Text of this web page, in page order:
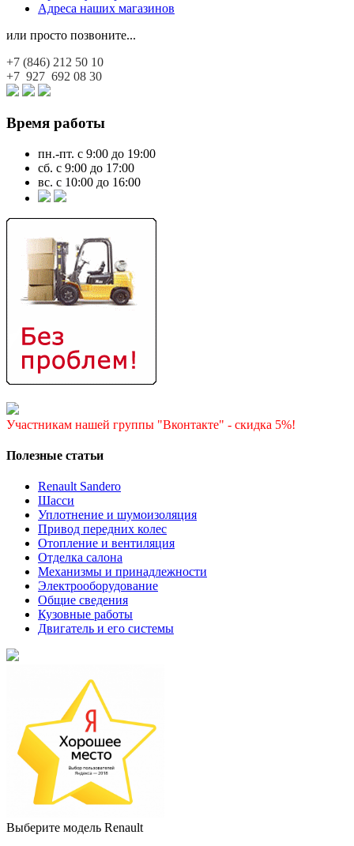
Адреса наших магазинов
или просто позвоните...
+7 (846) 212 50 10
+7 927 692 08 30
Время работы
пн.-пт. с 9:00 до 19:00
сб. с 9:00 до 17:00
вс. с 10:00 до 16:00
Участникам нашей группы "Вконтакте" - скидка 5%!
Полезные статьи
Renault Sandero
Шасси
Уплотнение и шумоизоляция
Привод передних колес
Отопление и вентиляция
Отделка салона
Механизмы и принадлежности
Электрооборудование
Общие сведения
Кузовные работы
Двигатель и его системы
Выберите модель Renault